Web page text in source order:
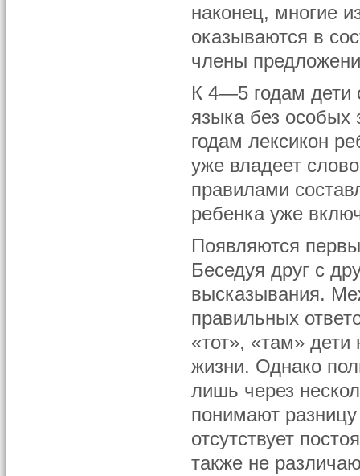
наконец, многие
оказываются в
члены
К 4—5 годам дети
языка без особых
годам лексикон
уже владеет
правилами
ребенка уже
Появляются
Беседуя друг с
высказывания.
правильных
«тот», «там»
жизни. Однако
лишь через
понимают
отсутствует
также не